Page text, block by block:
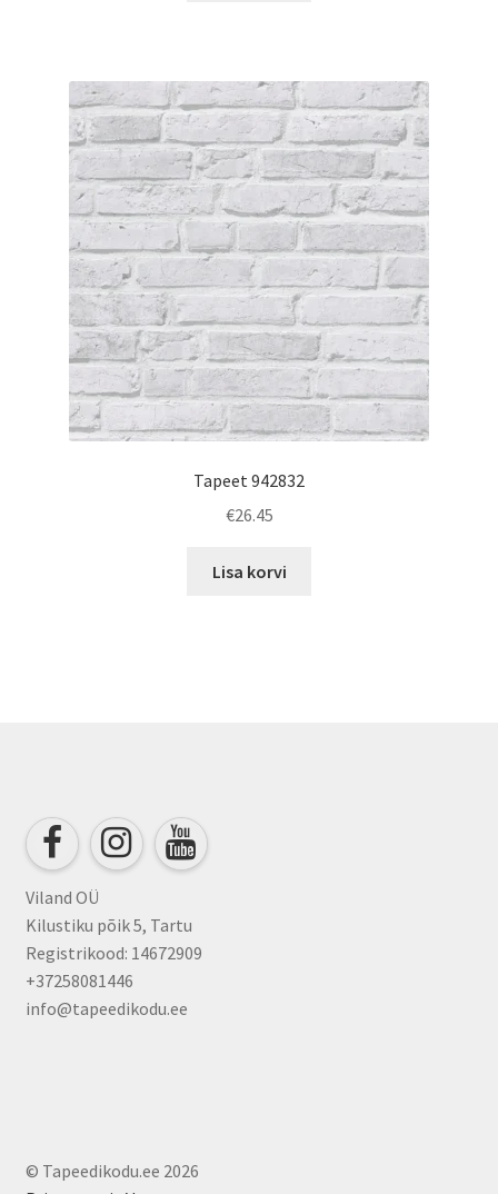
Tapeet 942832
€26.45
Lisa korvi
Viland OÜ
Kilustiku põik 5, Tartu
Registrikood: 14672909
+37258081446
info@tapeedikodu.ee
© Tapeedikodu.ee 2026